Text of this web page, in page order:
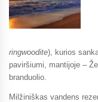
ringwoodite), kurios
paviršiumi, mantijoje –
branduolio.
Milžiniškas vandens